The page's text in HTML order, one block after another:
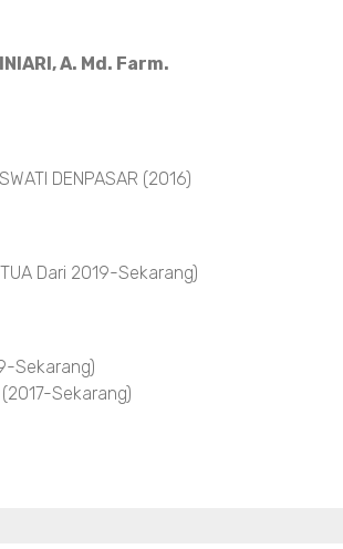
A. Md. Farm.
DENPASAR (2016)
Dari 2019-Sekarang)
Sekarang)
Sekarang)